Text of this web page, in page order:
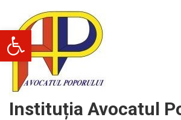
Deschide bara de
content
Instituția Avocatul